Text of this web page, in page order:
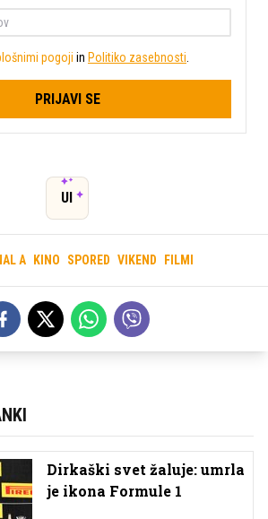
pogoji in Politiko zasebnosti.
PRIJAVI SE
UI
A KINO SPORED VIKEND FILMI
Dirkaški svet žaluje: umrla
je ikona Formule 1